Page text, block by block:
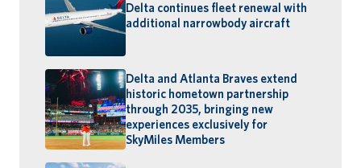
Delta continues fleet renewal with
additional narrowbody aircraft
Delta and Atlanta Braves extend
historic hometown partnership
through 2035, bringing new
experiences exclusively for
SkyMiles Members